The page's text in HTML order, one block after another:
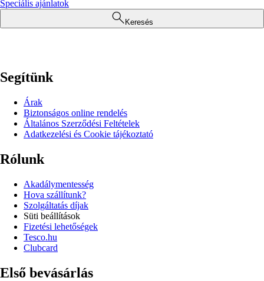
Speciális ajánlatok
Keresés
Segítünk
Árak
Biztonságos online rendelés
Általános Szerződési Feltételek
Adatkezelési és Cookie tájékoztató
Rólunk
Akadálymentesség
Hova szállítunk?
Szolgáltatás díjak
Süti beállítások
Fizetési lehetőségek
Tesco.hu
Clubcard
Első bevásárlás